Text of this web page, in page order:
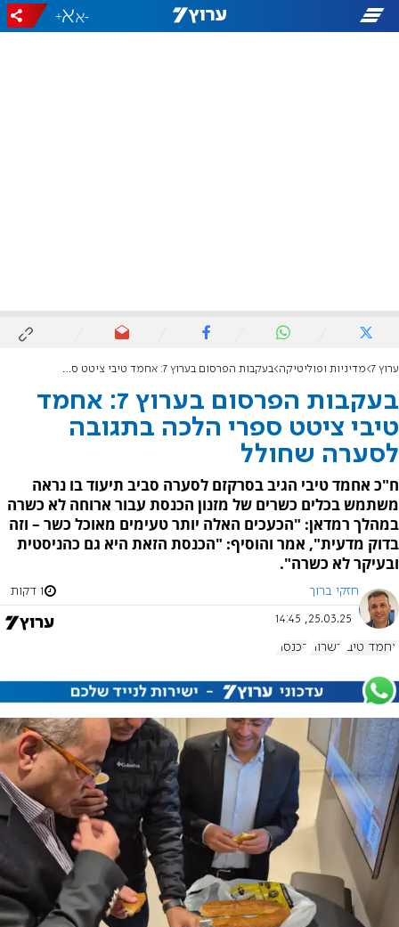
-
+
ערוץ 7 מדיניות ופוליטיקה בעקבות הפרסום בערוץ 7: אחמד טיבי ציטט ספרי הלכה בתגובה לסערה שחולל
בעקבות הפרסום בערוץ 7: אחמד
טיבי ציטט ספרי הלכה בתגובה
לסערה שחולל
ח"כ אחמד טיבי הגיב בסרקזם לסערה סביב תיעוד בו נראה
משתמש בכלים כשרים של מזנון הכנסת עבור ארוחה לא כשרה
במהלך רמדאן: "הכעכים האלה יותר טעימים מאוכל כשר – וזה
בדוק מדעית", אמר והוסיף: "הכנסת הזאת היא גם כהניסטית
ובעיקר לא כשרה".
חזקי ברוך 1 דקות
25.03.25, 14:45
אחמד טיבי כשרות הכנסת